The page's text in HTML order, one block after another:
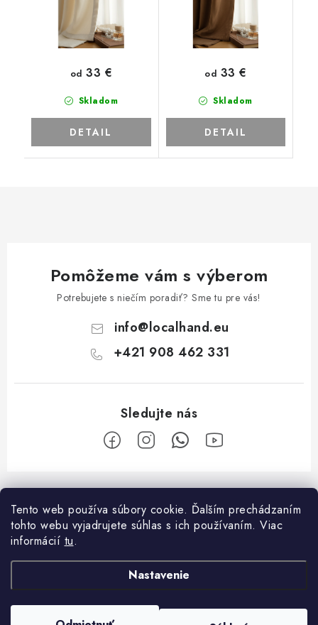
Tento web používa súbory cookie. Ďalším prechádzaním
tohto webu vyjadrujete súhlas s ich používaním. Viac
informácií tu.
Nastavenie
Skladom
od 33 €
DETAIL
Skladom
od 33 €
DETAIL
Pomôžeme vám s výberom
Potrebujete s niečím poradiť? Sme tu pre vás!
info@localhand.eu
+421 908 462 331
Z
á
Facebook
O nákupe
Reklamačný poriadok
O spoločnosti